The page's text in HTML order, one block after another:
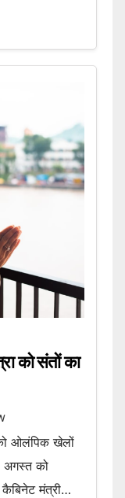
को संतों का
ओलंपिक खेलों
अगस्त को
मंत्री…